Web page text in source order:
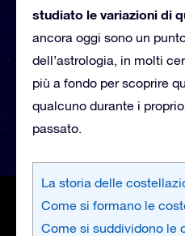
studiato le variazioni di
ancora oggi sono un
dell’astrologia, in molti
più a fondo per scoprire
qualcuno durante i
passato.
La storia delle
Come si formano le
Come si suddividono le